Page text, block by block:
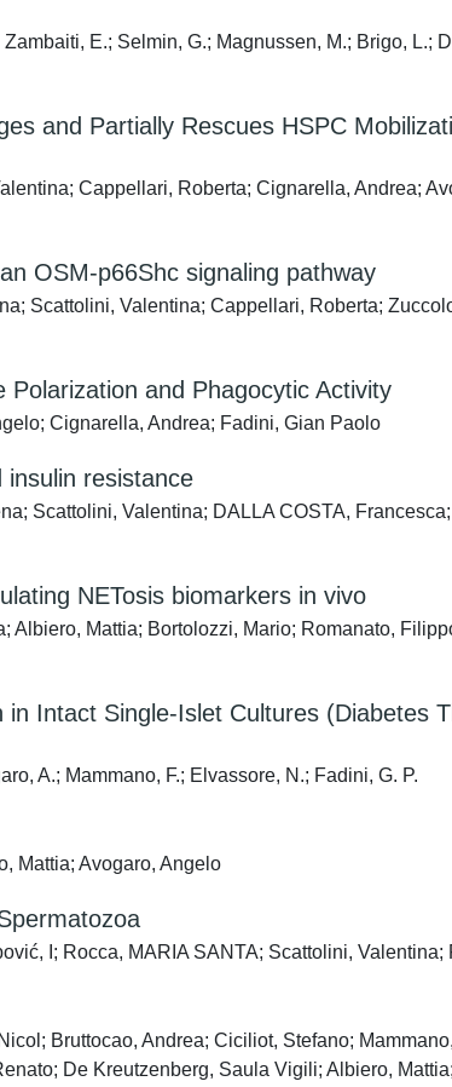
E.; Selmin, G.; Magnussen, M.; Brigo, L.;
and Partially Rescues HSPC
Cappellari, Roberta; Cignarella, Andrea;
OSM-p66Shc signaling pathway
Scattolini, Valentina; Cappellari, Roberta;
and Phagocytic Activity
Cignarella, Andrea; Fadini, Gian Paolo
resistance
Scattolini, Valentina; DALLA COSTA,
NETosis biomarkers in vivo
Mattia; Bortolozzi, Mario; Romanato,
Intact Single-Islet Cultures (Diabetes
A.; Mammano, F.; Elvassore, N.; Fadini, G. P.
Mattia; Avogaro, Angelo
I; Rocca, MARIA SANTA; Scattolini,
Bruttocao, Andrea; Ciciliot, Stefano;
De Kreutzenberg, Saula Vigili; Albiero,